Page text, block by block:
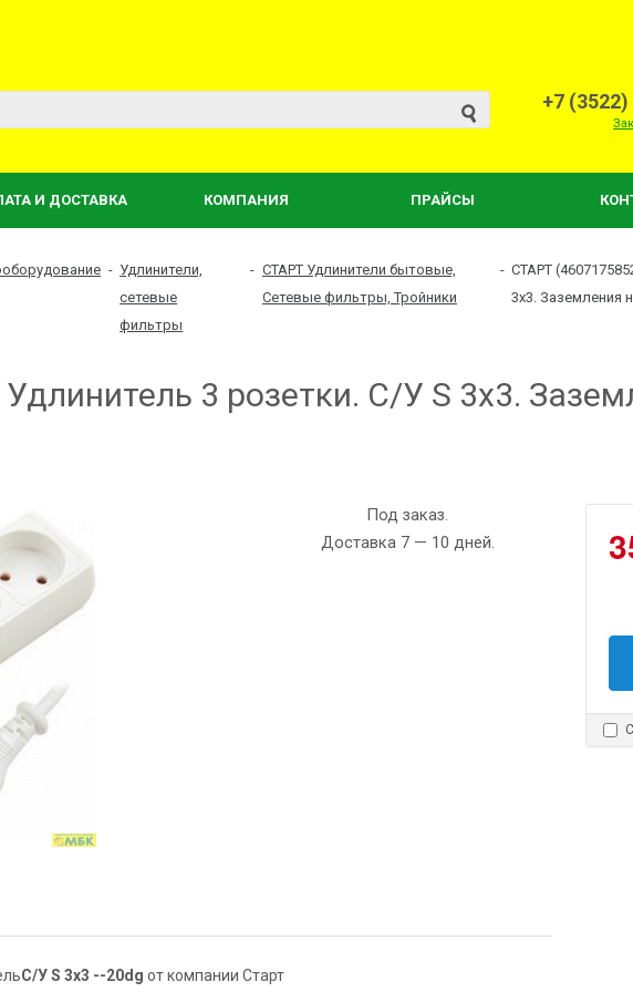
+7
И ДОСТАВКА КОМПАНИЯ ПРАЙСЫ
- Удлинители,
сетевые
фильтры
- СТАРТ Удлинители бытовые,
Сетевые фильтры, Тройники
- СТАРТ
3x3. Заземления
3 розетки. C/У S 3x3.
Под заказ.
Доставка 7 — 10 дней.
С/У S 3x3 --20dg от компании Старт